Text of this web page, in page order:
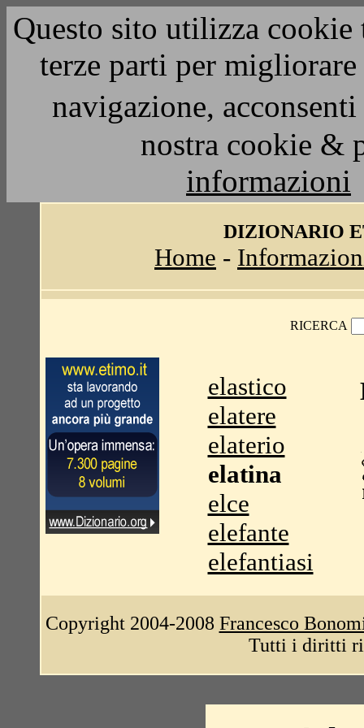
Questo sito utilizza
terze parti per
navigazione,
nostra cookie &
informazioni
DIZIONARIO
Home -
RICERCA
elastico
elatere
elaterio
elatina
elce
elefante
elefantiasi
Copyright 2004-2008 Francesco
Tutti i diritti